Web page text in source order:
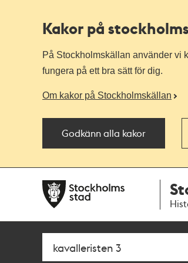
Kakor på
På Stockholmskällan använder vi
fungera på ett bra sätt för dig.
Om kakor på Stockholmskällan
Godkänn alla kakor
navigationen
huvudinnehållet
Sök